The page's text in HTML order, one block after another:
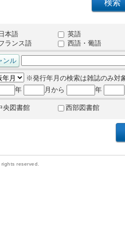
本語
英語
ランス語
西語・葡語
※発行年月の検索は雑誌のみ対
年
月から 年
央図書館 西部図書館
reserved.